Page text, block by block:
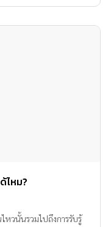
ไหม?
หวนั้นรวมไปถึงการรับรู้